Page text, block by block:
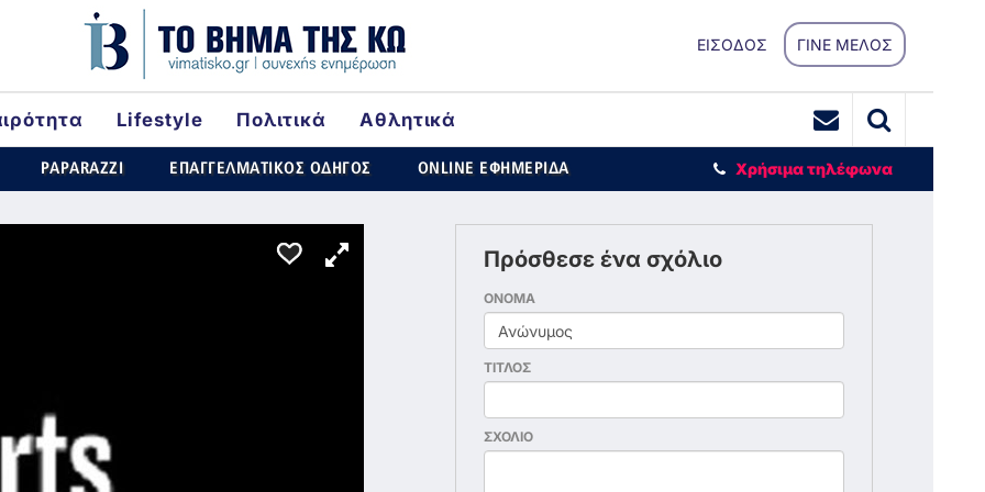
ΕΙΣΟΔΟΣ ΓΙΝΕ ΜΕΛΟΣ
Lifestyle Πολιτικά
Αθλητικά
PAPARAZZI ΕΠΑΓΓΕΛΜΑΤΙΚΟΣ ΟΔΗΓΟΣ ONLINE ΕΦΗΜΕΡΙΔΑ Χρήσιμα τηλέφωνα
Πρόσθεσε ένα σχόλιο
ΟΝΟΜΑ
ΤΙΤΛΟΣ
ΣΧΟΛΙΟ